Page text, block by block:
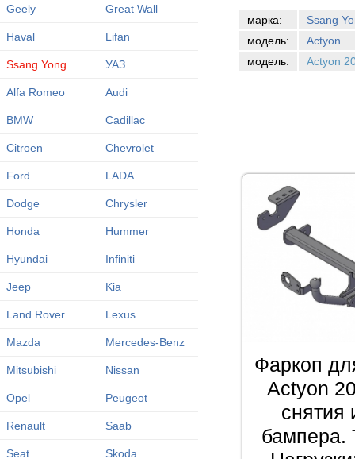
Geely Great Wall
Haval Lifan
Ssang Yong УАЗ
Alfa Romeo Audi
BMW Cadillac
Citroen Chevrolet
Ford LADA
Dodge Chrysler
Honda Hummer
Hyundai Infiniti
Jeep Kia
Land Rover Lexus
Mazda Mercedes-Benz
Mitsubishi Nissan
Opel Peugeot
Renault Saab
Seat Skoda
марка:
Ssang
модель:
Actyon
модель:
Actyon
Фаркоп
Actyon
снятия
бампера.